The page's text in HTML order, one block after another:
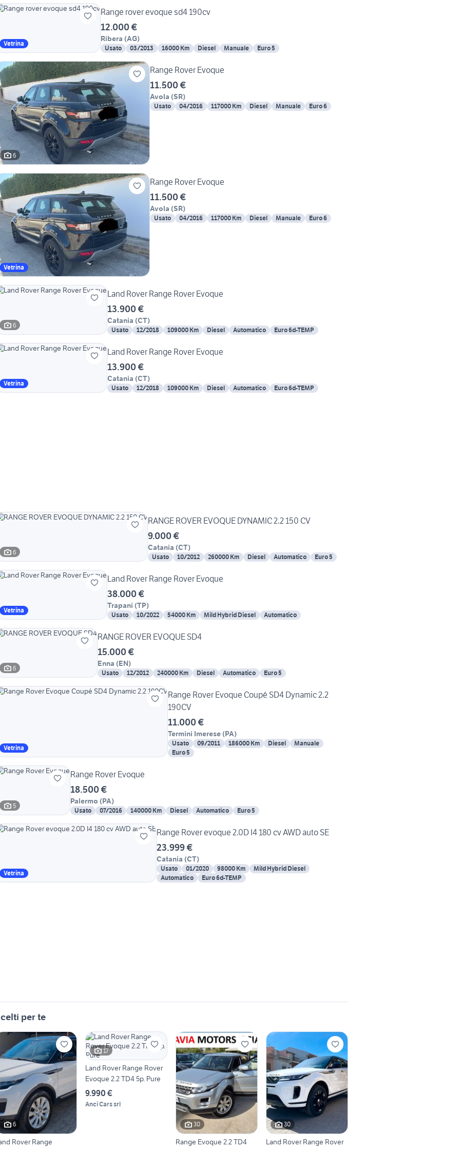
Vetrina
Range rover evoque sd4 190cv
12.000 €
Ribera (AG)
Usato 03/2013 16000 Km Diesel Manuale Euro 5
6
Range Rover Evoque
11.500 €
Avola (SR)
Usato 04/2016 117000 Km Diesel Manuale Euro 6
Vetrina
Range Rover Evoque
11.500 €
Avola (SR)
Usato 04/2016 117000 Km Diesel Manuale Euro 6
6
Land Rover Range Rover Evoque
13.900 €
Catania (CT)
Usato 12/2018 109000 Km Diesel Automatico Euro 6d-TEMP
Vetrina
Land Rover Range Rover Evoque
13.900 €
Catania (CT)
Usato 12/2018 109000 Km Diesel Automatico Euro 6d-TEMP
6
RANGE ROVER EVOQUE DYNAMIC 2.2 150 CV
9.000 €
Catania (CT)
Usato 10/2012 260000 Km Diesel Automatico Euro 5
Vetrina
Land Rover Range Rover Evoque
38.000 €
Trapani (TP)
Usato 10/2022 54000 Km Mild Hybrid Diesel Automatico
6
RANGE ROVER EVOQUE SD4
15.000 €
Enna (EN)
Usato 12/2012 240000 Km Diesel Automatico Euro 5
Vetrina
Range Rover Evoque Coupé SD4 Dynamic 2.2
190CV
11.000 €
Termini Imerese (PA)
Usato 09/2011 186000 Km Diesel
Manuale
Euro 5
5
Range Rover Evoque
18.500 €
Palermo (PA)
Usato 07/2016 140000 Km Diesel Automatico Euro 5
Vetrina
Range Rover evoque 2.0D I4 180 cv AWD auto SE
23.999 €
Catania (CT)
Usato 01/2020 98000 Km
Mild Hybrid Diesel
Automatico
Euro 6d-TEMP
per te
6
Rover Range
17
Land Rover Range Rover
Evoque 2.2 TD4 5p. Pure
9.990 €
Anci Cars srl
30
Range Evoque 2.2 TD4
30
Land Rover Range Rover